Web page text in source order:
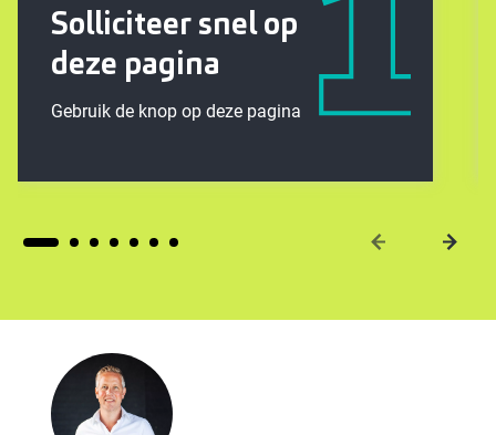
Solliciteer snel op
deze pagina
Gebruik de knop op deze pagina